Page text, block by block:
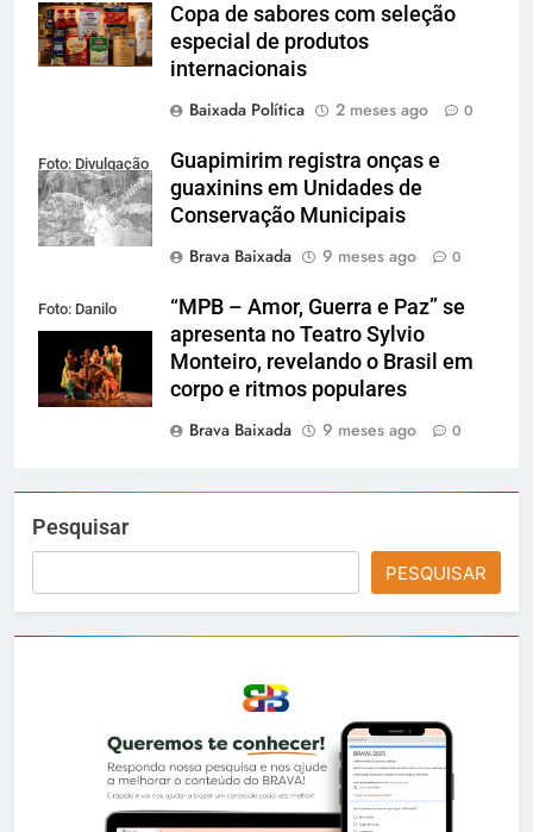
Copa de sabores com seleção
especial de produtos
internacionais
Baixada Política
2 meses ago 0
Foto: Divulgação
Guapimirim registra onças e
guaxinins em Unidades de
Conservação Municipais
Brava Baixada
9 meses ago 0
Foto: Danilo
“MPB – Amor, Guerra e Paz” se
apresenta no Teatro Sylvio
Monteiro, revelando o Brasil em
corpo e ritmos populares
Brava Baixada
9 meses ago 0
Pesquisar
PESQUISAR